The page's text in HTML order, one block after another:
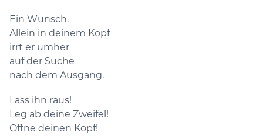
Ein Wunsch.
Allein in deinem Kopf
irrt er umher
auf der Suche
nach dem Ausgang.
Lass ihn raus!
Leg ab deine Zweifel!
Öffne deinen Kopf!